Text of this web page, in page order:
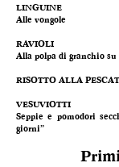
LINGUINE
Alle vongole
RAVIOLI
Alla polpa di granchio
RISOTTO ALLA
VESUVIOTTI
Seppie e pomodori
giorni”